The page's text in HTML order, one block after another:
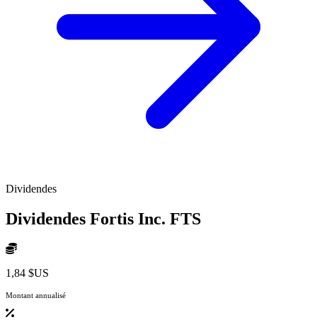
Dividendes
Dividendes Fortis Inc. FTS
1,84 $US
Montant annualisé